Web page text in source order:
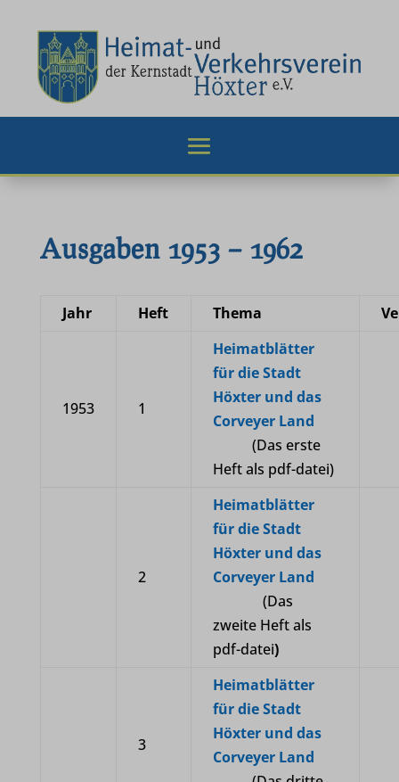
Ausgaben 1953 – 1962
Jahr Heft Thema
1953 1
Heimatblätter
für die Stadt
Höxter und das
Corveyer Land
(Das erste
Heft als pdf-datei)
2
Heimatblätter
für die Stadt
Höxter und das
Corveyer Land
(Das
zweite Heft als
pdf-datei)
3
Heimatblätter
für die Stadt
Höxter und das
Corveyer Land